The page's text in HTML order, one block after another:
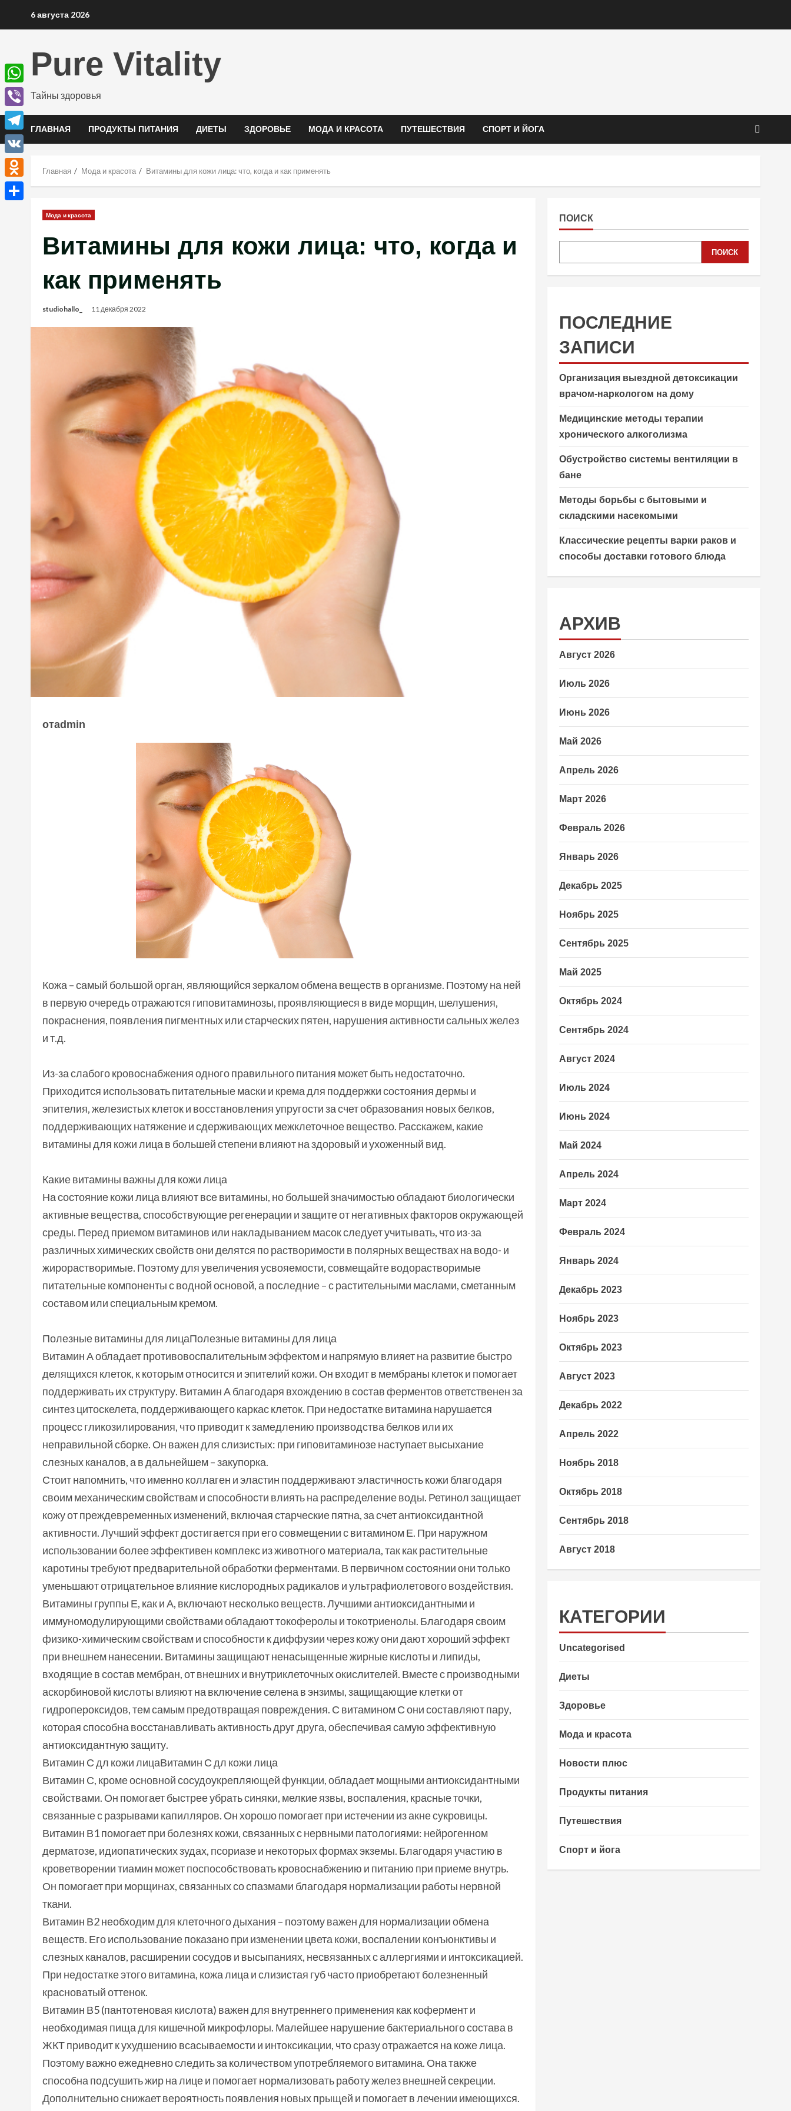
6 августа 2026
Pure Vitality
Тайны здоровья
ГЛАВНАЯ ПРОДУКТЫ ПИТАНИЯ ДИЕТЫ ЗДОРОВЬЕ МОДА И КРАСОТА ПУТЕШЕСТВИЯ СПОРТ И ЙОГА
Главная Мода и красота Витамины для кожи лица: что, когда и как применять
Мода и красота
Витамины для кожи лица: что, когда и
как применять
studiohallo_ 11 декабря 2022
отadmin
Кожа – самый большой орган, являющийся зеркалом обмена веществ в организме. Поэтому на ней
в первую очередь отражаются гиповитаминозы, проявляющиеся в виде морщин, шелушения,
покраснения, появления пигментных или старческих пятен, нарушения активности сальных желез
и т.д.
Из-за слабого кровоснабжения одного правильного питания может быть недостаточно.
Приходится использовать питательные маски и крема для поддержки состояния дермы и
эпителия, железистых клеток и восстановления упругости за счет образования новых белков,
поддерживающих натяжение и сдерживающих межклеточное вещество. Расскажем, какие
витамины для кожи лица в большей степени влияют на здоровый и ухоженный вид.
Какие витамины важны для кожи лица
На состояние кожи лица влияют все витамины, но большей значимостью обладают биологически
активные вещества, способствующие регенерации и защите от негативных факторов окружающей
среды. Перед приемом витаминов или накладыванием масок следует учитывать, что из-за
различных химических свойств они делятся по растворимости в полярных веществах на водо- и
жирорастворимые. Поэтому для увеличения усвояемости, совмещайте водорастворимые
питательные компоненты с водной основой, а последние – с растительными маслами, сметанным
составом или специальным кремом.
Полезные витамины для лицаПолезные витамины для лица
Витамин А обладает противовоспалительным эффектом и напрямую влияет на развитие быстро
делящихся клеток, к которым относится и эпителий кожи. Он входит в мембраны клеток и помогает
поддерживать их структуру. Витамин А благодаря вхождению в состав ферментов ответственен за
синтез цитоскелета, поддерживающего каркас клеток. При недостатке витамина нарушается
процесс гликозилирования, что приводит к замедлению производства белков или их
неправильной сборке. Он важен для слизистых: при гиповитаминозе наступает высыхание
слезных каналов, а в дальнейшем – закупорка.
Стоит напомнить, что именно коллаген и эластин поддерживают эластичность кожи благодаря
своим механическим свойствам и способности влиять на распределение воды. Ретинол защищает
кожу от преждевременных изменений, включая старческие пятна, за счет антиоксидантной
активности. Лучший эффект достигается при его совмещении с витамином Е. При наружном
использовании более эффективен комплекс из животного материала, так как растительные
каротины требуют предварительной обработки ферментами. В первичном состоянии они только
уменьшают отрицательное влияние кислородных радикалов и ультрафиолетового воздействия.
Витамины группы Е, как и А, включают несколько веществ. Лучшими антиоксидантными и
иммуномодулирующими свойствами обладают токоферолы и токотриенолы. Благодаря своим
физико-химическим свойствам и способности к диффузии через кожу они дают хороший эффект
при внешнем нанесении. Витамины защищают ненасыщенные жирные кислоты и липиды,
входящие в состав мембран, от внешних и внутриклеточных окислителей. Вместе с производными
аскорбиновой кислоты влияют на включение селена в энзимы, защищающие клетки от
гидропероксидов, тем самым предотвращая повреждения. С витамином С они составляют пару,
которая способна восстанавливать активность друг друга, обеспечивая самую эффективную
антиоксидантную защиту.
Витамин С дл кожи лицаВитамин С дл кожи лица
Витамин С, кроме основной сосудоукрепляющей функции, обладает мощными антиоксидантными
свойствами. Он помогает быстрее убрать синяки, мелкие язвы, воспаления, красные точки,
связанные с разрывами капилляров. Он хорошо помогает при истечении из акне сукровицы.
Витамин В1 помогает при болезнях кожи, связанных с нервными патологиями: нейрогенном
дерматозе, идиопатических зудах, псориазе и некоторых формах экземы. Благодаря участию в
кроветворении тиамин может поспособствовать кровоснабжению и питанию при приеме внутрь.
Он помогает при морщинах, связанных со спазмами благодаря нормализации работы нервной
ткани.
Витамин В2 необходим для клеточного дыхания – поэтому важен для нормализации обмена
веществ. Его использование показано при изменении цвета кожи, воспалении конъюнктивы и
слезных каналов, расширении сосудов и высыпаниях, несвязанных с аллергиями и интоксикацией.
При недостатке этого витамина, кожа лица и слизистая губ часто приобретают болезненный
красноватый оттенок.
Витамин В5 (пантотеновая кислота) важен для внутреннего применения как кофермент и
необходимая пища для кишечной микрофлоры. Малейшее нарушение бактериального состава в
ЖКТ приводит к ухудшению всасываемости и интоксикации, что сразу отражается на коже лица.
Поэтому важно ежедневно следить за количеством употребляемого витамина. Она также
способна подсушить жир на лице и помогает нормализовать работу желез внешней секреции.
Дополнительно снижает вероятность появления новых прыщей и помогает в лечении имеющихся.
ПОИСК
ПОИСК
ПОСЛЕДНИЕ
ЗАПИСИ
Организация выездной детоксикации
врачом-наркологом на дому
Медицинские методы терапии
хронического алкоголизма
Обустройство системы вентиляции в
бане
Методы борьбы с бытовыми и
складскими насекомыми
Классические рецепты варки раков и
способы доставки готового блюда
АРХИВ
Август 2026
Июль 2026
Июнь 2026
Май 2026
Апрель 2026
Март 2026
Февраль 2026
Январь 2026
Декабрь 2025
Ноябрь 2025
Сентябрь 2025
Май 2025
Октябрь 2024
Сентябрь 2024
Август 2024
Июль 2024
Июнь 2024
Май 2024
Апрель 2024
Март 2024
Февраль 2024
Январь 2024
Декабрь 2023
Ноябрь 2023
Октябрь 2023
Август 2023
Декабрь 2022
Апрель 2022
Ноябрь 2018
Октябрь 2018
Сентябрь 2018
Август 2018
КАТЕГОРИИ
Uncategorised
Диеты
Здоровье
Мода и красота
Новости плюс
Продукты питания
Путешествия
Спорт и йога
WhatsApp
Viber
Telegram
VK
Odnoklassniki
Отправить